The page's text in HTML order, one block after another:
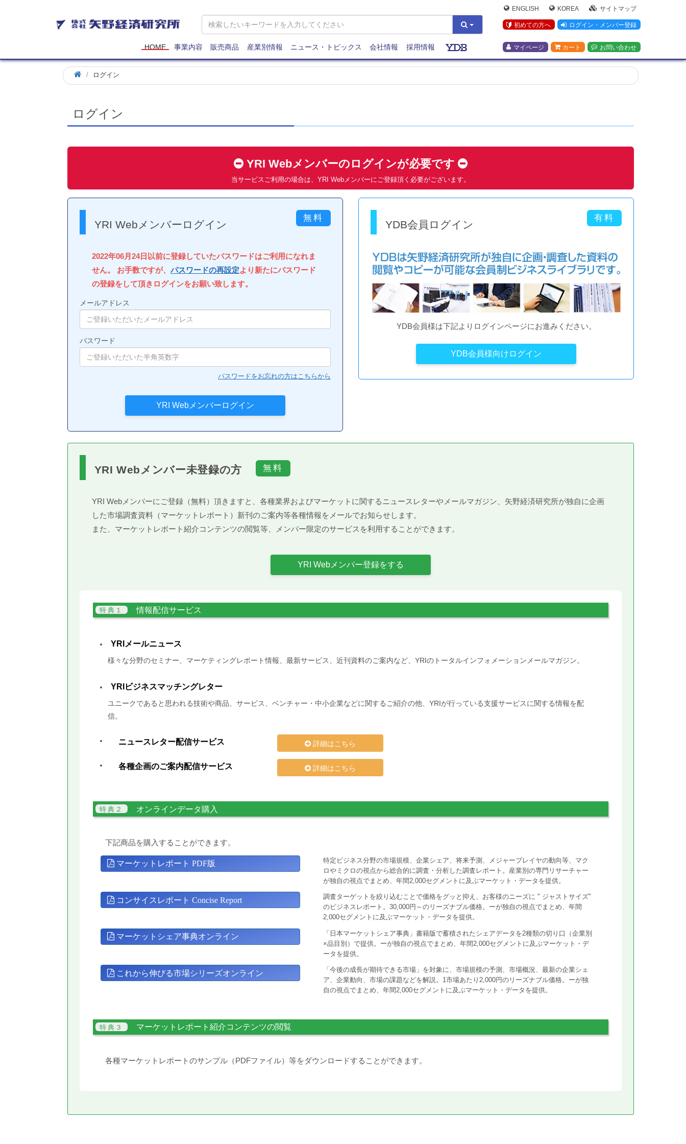
矢
野
研
究
所
ENGLISH KOREA サイトマップ
初めての方へ ログイン・メンバー登録
マイページ カート お問い合わせ
HOME 事業内容 販売商品 産業別情報 ニュース・トピックス 会社情報 採用情報
ログイン
ログイン
YRI Webメンバーのログインが必要です
当サービスご利用の場合は、YRI Webメンバーにご登録頂く必要がございます。
YRI Webメンバーログイン
2022年06月24日以前に登録していたパスワードはご利用になれま
せん。 お手数ですが、 パスワードの再設定より新たにパスワード
の登録をして頂きログインをお願い致します。
メールアドレス
パスワード
パスワードをお忘れの方はこちらから
YDB会員ログイン
YDB会員様は下記よりログインページにお進みください。
YDB会員様向けログイン
YRI Webメンバー未登録の方
YRI Webメンバーにご登録（無料）頂きますと、各種業界およびマーケットに関するニュースレターやメールマガジン、矢野経済研究所が独自に企画
した市場調査資料（マーケットレポート）新刊のご案内等各種情報をメールでお知らせします。
また、マーケットレポート紹介コンテンツの閲覧等、メンバー限定のサービスを利用することができます。
YRI Webメンバー登録をする
情報配信サービス
YRIメールニュース
様々な分野のセミナー、マーケティングレポート情報、最新サービス、近刊資料のご案内など、YRIのトータルインフォメーションメールマガジン。
YRIビジネスマッチングレター
ユニークであると思われる技術や商品、サービス、ベンチャー・中小企業などに関するご紹介の他、YRIが行っている支援サービスに関する情報を配
信。
ニュースレター配信サービス 詳細はこちら
各種企画のご案内配信サービス 詳細はこちら
オンラインデータ購入
下記商品を購入することができます。
マーケットレポート PDF版
特定ビジネス分野の市場規模、企業シェア、将来予測、メジャープレイヤの動向等、マク
ロやミクロの視点から総合的に調査・分析した調査レポート。産業別の専門リサーチャー
が独自の視点でまとめ、年間2,000セグメントに及ぶマーケット・データを提供。
コンサイスレポート Concise Report
調査ターゲットを絞り込むことで価格をグッと抑え、お客様のニーズに " ジャストサイズ"
のビジネスレポート。30,000円～のリーズナブル価格。ーが独自の視点でまとめ、年間
2,000セグメントに及ぶマーケット・データを提供。
マーケットシェア事典オンライン
「日本マーケットシェア事典」書籍版で蓄積されたシェアデータを2種類の切り口（企業別
×品目別）で提供。ーが独自の視点でまとめ、年間2,000セグメントに及ぶマーケット・デ
ータを提供。
これから伸びる市場シリーズオンライン
「今後の成長が期待できる市場」を対象に、市場規模の予測、市場概況、最新の企業シェ
ア、企業動向、市場の課題などを解説。1市場あたり2,000円のリーズナブル価格。ーが独
自の視点でまとめ、年間2,000セグメントに及ぶマーケット・データを提供。
マーケットレポート紹介コンテンツの閲覧
各種マーケットレポートのサンプル（PDFファイル）等をダウンロードすることができます。